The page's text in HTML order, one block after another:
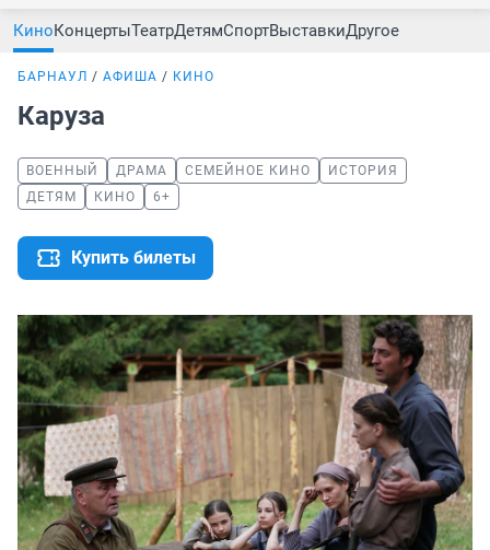
КиноКонцертыТеатрДетямСпортВыставкиДругое
БАРНАУЛ АФИША КИНО
Каруза
ВОЕННЫЙ ДРАМА СЕМЕЙНОЕ КИНО
ИСТОРИЯ
ДЕТЯМ
КИНО 6+
Купить билеты